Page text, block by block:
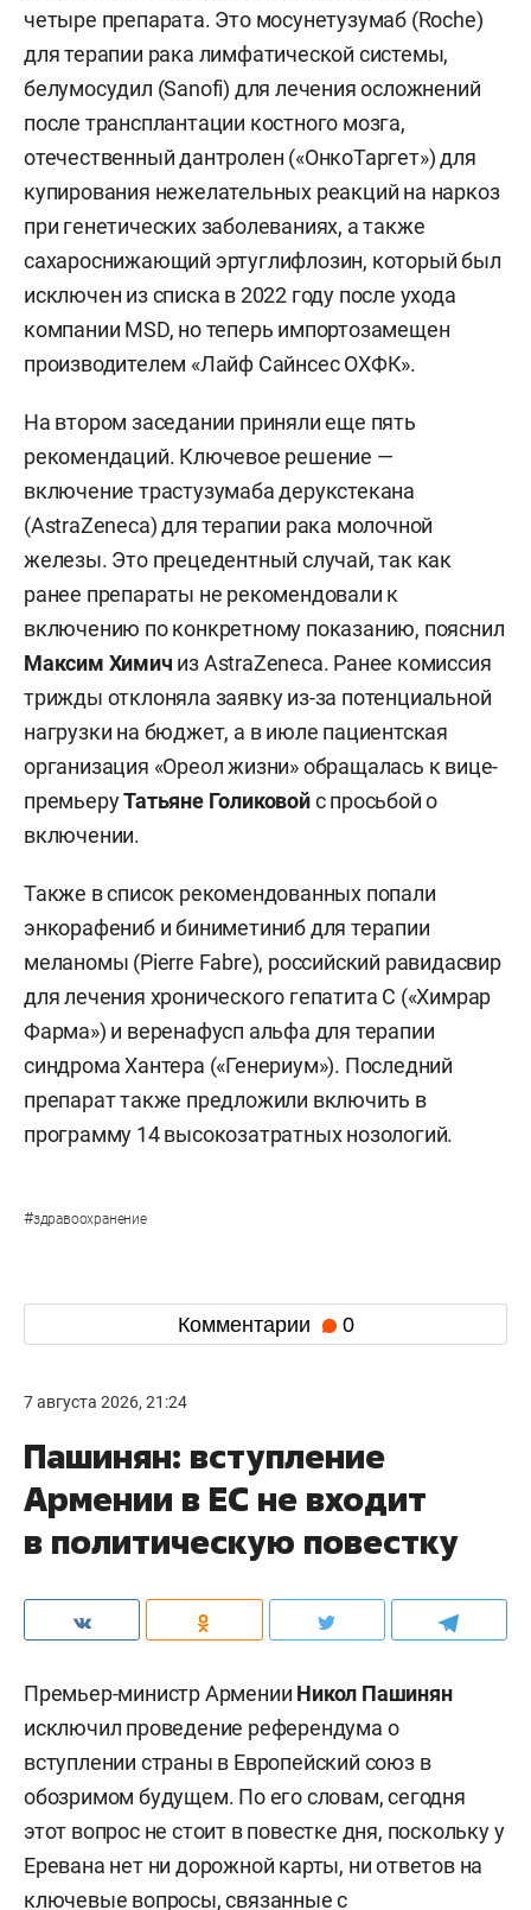
четыре препарата. Это мосунетузумаб (Roche)
для терапии рака лимфатической системы,
белумосудил (Sanofi) для лечения осложнений
после трансплантации костного мозга,
отечественный дантролен («ОнкоТаргет») для
купирования нежелательных реакций на наркоз
при генетических заболеваниях, а также
сахароснижающий эртуглифлозин, который был
исключен из списка в 2022 году после ухода
компании MSD, но теперь импортозамещен
производителем «Лайф Сайнсес ОХФК».
На втором заседании приняли еще пять
рекомендаций. Ключевое решение —
включение трастузумаба дерукстекана
(AstraZeneca) для терапии рака молочной
железы. Это прецедентный случай, так как
ранее препараты не рекомендовали к
включению по конкретному показанию, пояснил
Максим Химич из AstraZeneca. Ранее комиссия
трижды отклоняла заявку из-за потенциальной
нагрузки на бюджет, а в июле пациентская
организация «Ореол жизни» обращалась к вице-
премьеруТатьяне Голиковойс просьбой о
включении.
Также в список рекомендованных попали
энкорафениб и биниметиниб для терапии
меланомы (Pierre Fabre), российский равидасвир
для лечения хронического гепатита С («Химрар
Фарма») и веренафусп альфа для терапии
синдрома Хантера («Генериум»). Последний
препарат также предложили включить в
программу 14 высокозатратных нозологий.
#здравоохранение
Комментарии 0
7 августа 2026, 21:24
Пашинян: вступление
Армении в ЕС не входит
в политическую повестку
Премьер-министр Армении Никол Пашинян
исключил проведение референдума о
вступлении страны в Европейский союз в
обозримом будущем. По его словам, сегодня
этот вопрос не стоит в повестке дня, поскольку у
Еревана нет ни дорожной карты, ни ответов на
ключевые вопросы, связанные с